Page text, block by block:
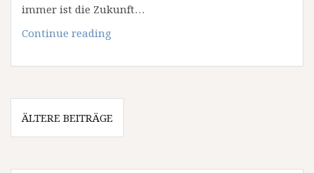
immer ist die Zukunft…
Continue reading
2009
Beitragsnavigation
ÄLTERE BEITRÄGE